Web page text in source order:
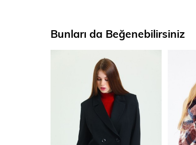
Bunları da Beğenebilirsiniz